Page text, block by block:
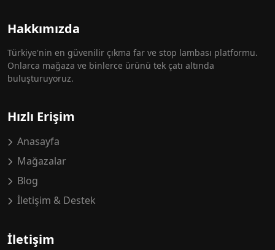
Hakkımızda
Türkiye'nin en güvenilir çıkma far ve stop lambası platformu.
Onlarca mağaza ve binlerce ürünü tek çatı altında
buluşturuyoruz.
Hızlı Erişim
Anasayfa
Mağazalar
Blog
İletişim & Destek
İletişim